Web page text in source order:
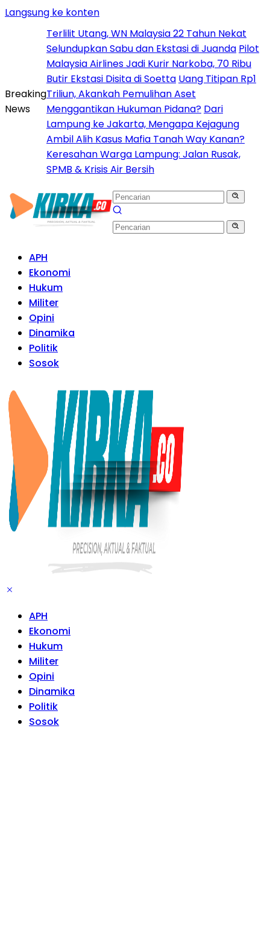
Langsung ke konten
Breaking
News
Terlilit Utang, WN Malaysia 22 Tahun Nekat
Selundupkan Sabu dan Ekstasi di Juanda Pilot
Malaysia Airlines Jadi Kurir Narkoba, 70 Ribu
Butir Ekstasi Disita di Soetta Uang Titipan Rp1
Triliun, Akankah Pemulihan Aset
Menggantikan Hukuman Pidana? Dari
Lampung ke Jakarta, Mengapa Kejagung
Ambil Alih Kasus Mafia Tanah Way Kanan?
Keresahan Warga Lampung: Jalan Rusak,
SPMB & Krisis Air Bersih
APH
Ekonomi
Hukum
Militer
Opini
Dinamika
Politik
Sosok
APH
Ekonomi
Hukum
Militer
Opini
Dinamika
Politik
Sosok